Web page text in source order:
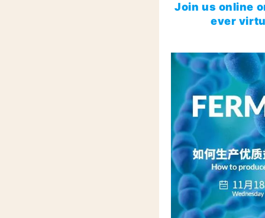
Join us online
ever